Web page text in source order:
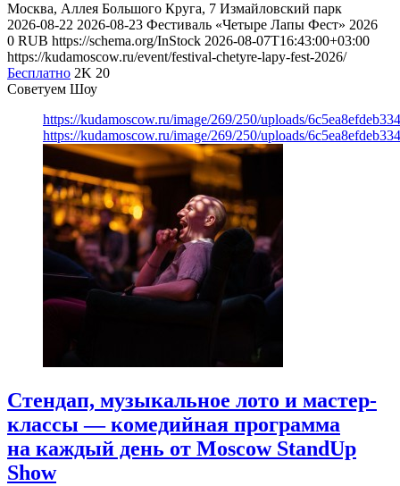
Москва, Аллея Большого Круга, 7 Измайловский парк
2026-08-22 2026-08-23 Фестиваль «Четыре Лапы Фест» 2026
0 RUB https://schema.org/InStock 2026-08-07T16:43:00+03:00
https://kudamoscow.ru/event/festival-chetyre-lapy-fest-2026/
Бесплатно 2K 20
Советуем Шоу
https://kudamoscow.ru/image/269/250/uploads/
https://kudamoscow.ru/image/269/250/uploads/
Стендап, музыкальное лото и мастер-
классы — комедийная программа
на каждый день от Moscow StandUp
Show